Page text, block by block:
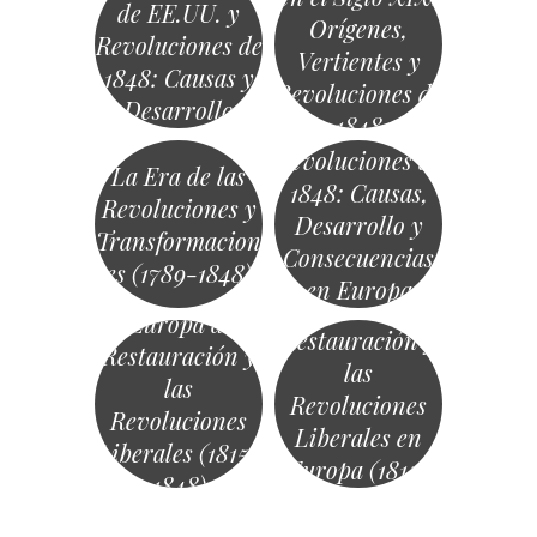
de EE.UU. y
Revoluciones de
1848: Causas y
Desarrollo
Orígenes,
Vertientes y
Revoluciones de
1848
La Era de las
Revoluciones y
Transformacion
es (1789-1848)
Revoluciones de
1848: Causas,
Desarrollo y
Consecuencias
en Europa
La Europa de la
Restauración y
las
Revoluciones
Liberales (1815-
1848)
La
Restauración y
las
Revoluciones
Liberales en
Europa (1815-